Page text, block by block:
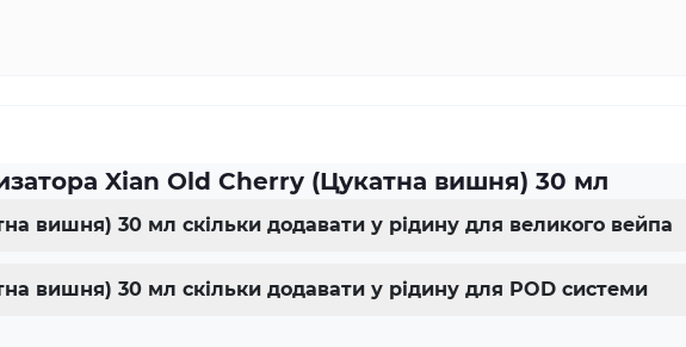
Xian Old Cherry (Цукатна вишня) 30 мл
вишня) 30 мл скільки додавати у рідину для великого вейпа
вишня) 30 мл скільки додавати у рідину для POD системи